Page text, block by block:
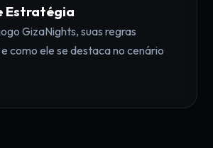
Estratégia
GizaNights, suas regras
como ele se destaca no cenário